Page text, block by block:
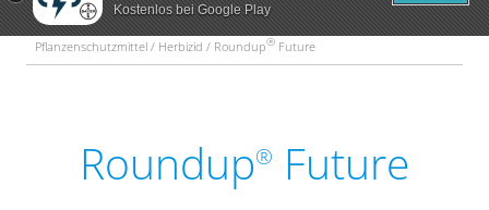
Kostenlos bei Google Play
Pflanzenschutzmittel / Herbizid / Roundup® Future
Roundup® Future